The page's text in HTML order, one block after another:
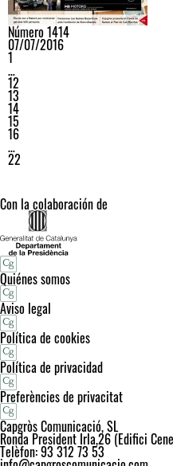
Número 1414
07/07/2016
1
…
12
13
14
15
16
…
22
Con la colaboración de
Quiénes somos
Aviso legal
Política de cookies
Política de privacidad
Preferències de privacitat
Capgròs Comunicació, SL
Ronda President Irla,26 (Edifici
Telèfon: 93 312 73 53